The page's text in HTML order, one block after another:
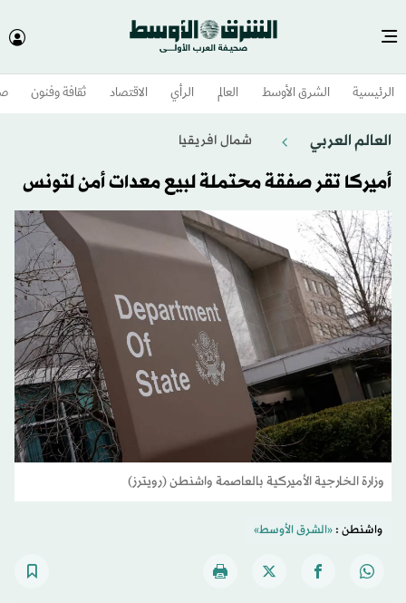
الرئيسية الشرق الأوسط​ العالم الرأي الاقتصاد ثقافة وفنون
العالم العربي شمال افريقيا
أميركا تقر صفقة محتملة لبيع معدات أمن لتونس
وزارة الخارجية الأميركية بالعاصمة واشنطن (رويترز)
واشنطن :«الشرق الأوسط»